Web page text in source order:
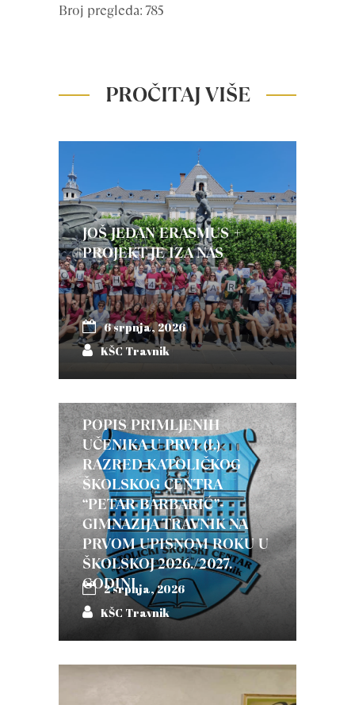
Broj pregleda: 785
PROČITAJ VIŠE
JOŠ JEDAN ERASMUS +
PROJEKT JE IZA NAS
6 srpnja, 2026
KŠC Travnik
POPIS PRIMLJENIH
UČENIKA U PRVI (I.)
RAZRED KATOLIČKOG
ŠKOLSKOG CENTRA
“PETAR BARBARIĆ”-
GIMNAZIJA TRAVNIK NA
PRVOM UPISNOM ROKU U
ŠKOLSKOJ 2026./2027.
GODINI
2 srpnja, 2026
KŠC Travnik